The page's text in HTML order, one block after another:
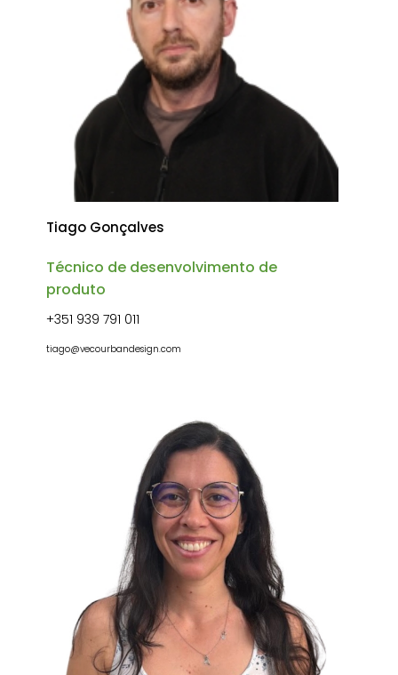
Tiago Gonçalves
Técnico de desenvolvimento de
produto
+351 939 791 011
tiago@vecourbandesign.com